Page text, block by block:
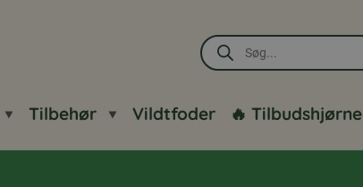
Products
search
Tilbehør Vildtfoder 🔥 Tilbudshjørne